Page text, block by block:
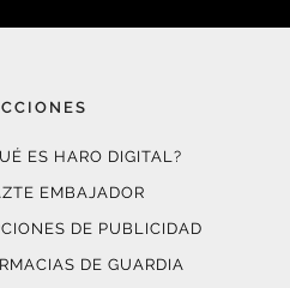
ES HARO DIGITAL?
EMBAJADOR
DE PUBLICIDAD
DE GUARDIA